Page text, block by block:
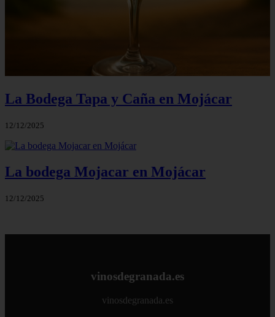
La Bodega Tapa y Caña en Mojácar
12/12/2025
La bodega Mojacar en Mojácar
12/12/2025
vinosdegranada.es
vinosdegranada.es